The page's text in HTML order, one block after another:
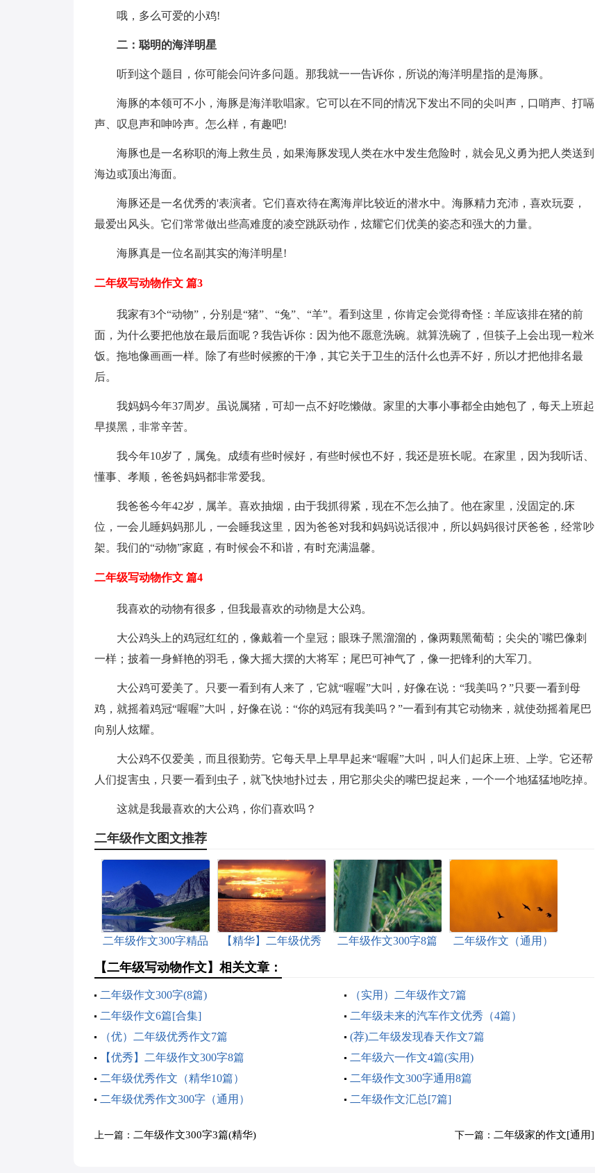
哦，多么可爱的小鸡!
二：聪明的海洋明星
听到这个题目，你可能会问许多问题。那我就一一告诉你，所说的海洋明星指的是海豚。
海豚的本领可不小，海豚是海洋歌唱家。它可以在不同的情况下发出不同的尖叫声，口哨声、打嗝
声、叹息声和呻吟声。怎么样，有趣吧!
海豚也是一名称职的海上救生员，如果海豚发现人类在水中发生危险时，就会见义勇为把人类送到
海边或顶出海面。
海豚还是一名优秀的'表演者。它们喜欢待在离海岸比较近的潜水中。海豚精力充沛，喜欢玩耍，
最爱出风头。它们常常做出些高难度的凌空跳跃动作，炫耀它们优美的姿态和强大的力量。
海豚真是一位名副其实的海洋明星!
二年级写动物作文 篇3
我家有3个“动物”，分别是“猪”、“兔”、“羊”。看到这里，你肯定会觉得奇怪：羊应该排在猪的前
面，为什么要把他放在最后面呢？我告诉你：因为他不愿意洗碗。就算洗碗了，但筷子上会出现一粒米
饭。拖地像画画一样。除了有些时候擦的干净，其它关于卫生的活什么也弄不好，所以才把他排名最
后。
我妈妈今年37周岁。虽说属猪，可却一点不好吃懒做。家里的大事小事都全由她包了，每天上班起
早摸黑，非常辛苦。
我今年10岁了，属兔。成绩有些时候好，有些时候也不好，我还是班长呢。在家里，因为我听话、
懂事、孝顺，爸爸妈妈都非常爱我。
我爸爸今年42岁，属羊。喜欢抽烟，由于我抓得紧，现在不怎么抽了。他在家里，没固定的.床
位，一会儿睡妈妈那儿，一会睡我这里，因为爸爸对我和妈妈说话很冲，所以妈妈很讨厌爸爸，经常吵
架。我们的“动物”家庭，有时候会不和谐，有时充满温馨。
二年级写动物作文 篇4
我喜欢的动物有很多，但我最喜欢的动物是大公鸡。
大公鸡头上的鸡冠红红的，像戴着一个皇冠；眼珠子黑溜溜的，像两颗黑葡萄；尖尖的`嘴巴像刺
一样；披着一身鲜艳的羽毛，像大摇大摆的大将军；尾巴可神气了，像一把锋利的大军刀。
大公鸡可爱美了。只要一看到有人来了，它就“喔喔”大叫，好像在说：“我美吗？”只要一看到母
鸡，就摇着鸡冠“喔喔”大叫，好像在说：“你的鸡冠有我美吗？”一看到有其它动物来，就使劲摇着尾巴
向别人炫耀。
大公鸡不仅爱美，而且很勤劳。它每天早上早早起来“喔喔”大叫，叫人们起床上班、上学。它还帮
人们捉害虫，只要一看到虫子，就飞快地扑过去，用它那尖尖的嘴巴捉起来，一个一个地猛猛地吃掉。
这就是我最喜欢的大公鸡，你们喜欢吗？
二年级作文图文推荐
二年级作文300字精品
【精华】二年级优秀
二年级作文300字8篇
二年级作文（通用）
【二年级写动物作文】相关文章：
二年级作文300字(8篇)
（实用）二年级作文7篇
二年级作文6篇[合集]
二年级未来的汽车作文优秀（4篇）
（优）二年级优秀作文7篇
(荐)二年级发现春天作文7篇
【优秀】二年级作文300字8篇
二年级六一作文4篇(实用)
二年级优秀作文（精华10篇）
二年级作文300字通用8篇
二年级优秀作文300字（通用）
二年级作文汇总[7篇]
上一篇： 二年级作文300字3篇(精华) 下一篇： 二年级家的作文[通用]